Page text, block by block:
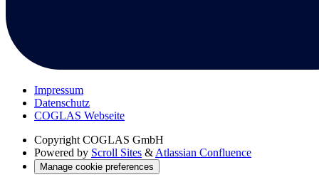
Impressum
Datenschutz
COGLAS Webseite
Copyright COGLAS GmbH
Powered by Scroll Sites & Atlassian Confluence
Manage cookie preferences